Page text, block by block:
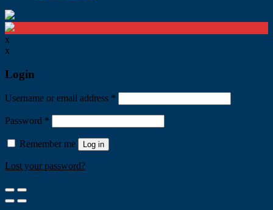
x
x
Login
Username or email address *
Password *
Remember me Log in
Lost your password?